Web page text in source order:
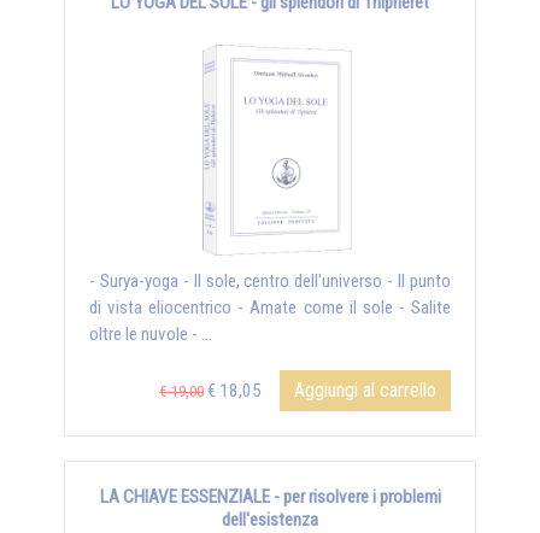
- Surya-yoga - Il sole, centro dell'universo - Il punto
di vista eliocentrico - Amate come il sole - Salite
oltre le nuvole - ...
€ 19,00 € 18,05 Aggiungi al carrello
LA CHIAVE ESSENZIALE - per risolvere i problemi
dell'esistenza